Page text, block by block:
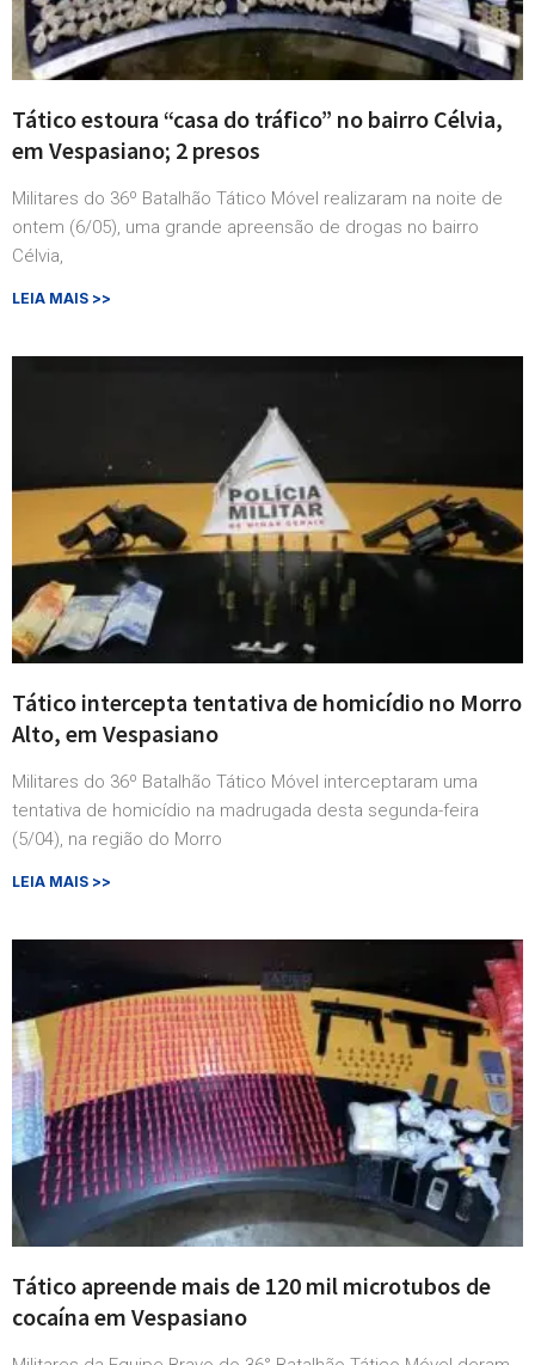
Tático estoura “casa do tráfico” no bairro Célvia,
em Vespasiano; 2 presos
Militares do 36º Batalhão Tático Móvel realizaram na noite de
ontem (6/05), uma grande apreensão de drogas no bairro
Célvia,
LEIA MAIS >>
Tático intercepta tentativa de homicídio no Morro
Alto, em Vespasiano
Militares do 36º Batalhão Tático Móvel interceptaram uma
tentativa de homicídio na madrugada desta segunda-feira
(5/04), na região do Morro
LEIA MAIS >>
Tático apreende mais de 120 mil microtubos de
cocaína em Vespasiano